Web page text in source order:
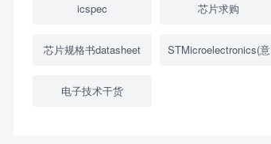
USB隔离器 1
icspec 芯片求购
芯片规格书datasheet STMicroelectronics(意
电子技术干货